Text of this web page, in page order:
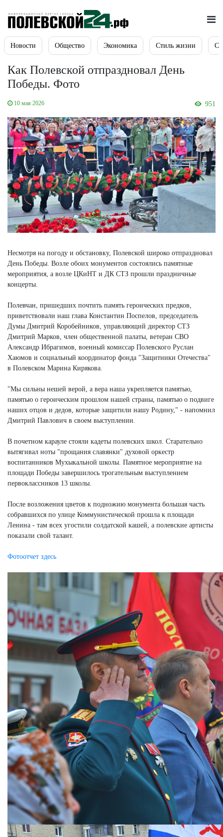
Новости Общество Экономика Стиль жизни
Как Полевской отпраздновал День
Победы. Фото
10 мая 2026 951
Несмотря на погоду и обстановку, Полевской широко отпраздновал
День Победы. Возле обоих монументов состоялись памятные
мероприятия, а возле ЦКиНТ и ДК СТЗ прошли праздничные
концерты.
Полевчан, пришедших почтить память героических предков,
приветствовали наш глава Константин Поспелов, председатель
Думы Дмитрий Коробейников, управляющий директор СТЗ
Дмитрий Марков, член общественной палаты, ветеран СВО
Александр Ибрагимов, военный комиссар Полевского Руслан
Хаюмов и социальный координатор фонда "Защитники Отечества"
в Полевском Марина Кирякова.
"Мы сильны нешей верой, а вера наша укрепляется памятью,
памятью о героическим прошлом нашей страны, памятью о подвиге
наших отцов и дедов, которые защитили нашу Родину," - напомнил
Дмитрий Павлович в своем выступлении.
В почетном карауле стояли кадеты полевских школ. Старательно
вытягивал ноты "прощания славянки" духовой оркестр
воспитанников Мухыкальной школы. Памятное мероприятие на
площади Победы завершилось трогательным выступлением
первоклассников 13 школы.
После возложения цветов к подножию монумента большая часть
собравшихся по улице Коммунистической прошла к площади
Ленина - там всех угостили солдатской кашей, а полевские артисты
показали свой талант.
Фотоотчет здесь